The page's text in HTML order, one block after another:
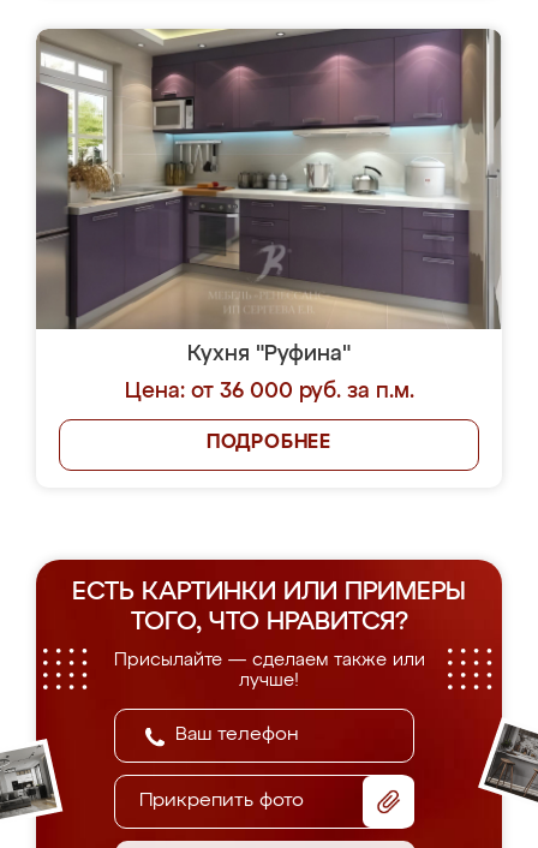
Кухня "Руфина"
Цена: от 36 000 руб. за п.м.
ПОДРОБНЕЕ
ЕСТЬ КАРТИНКИ ИЛИ ПРИМЕРЫ
ТОГО, ЧТО НРАВИТСЯ?
Присылайте — сделаем также или
лучше!
Прикрепить фото